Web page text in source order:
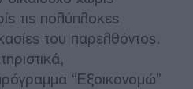
τις πολύπλοκες
του παρελθόντος.
“Εξοικονομώ”